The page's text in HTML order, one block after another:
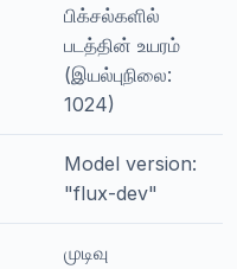
பிக்சல்களில்
படத்தின் உயரம்
(இயல்புநிலை:
1024)
Model version:
"flux-dev"
முடிவு